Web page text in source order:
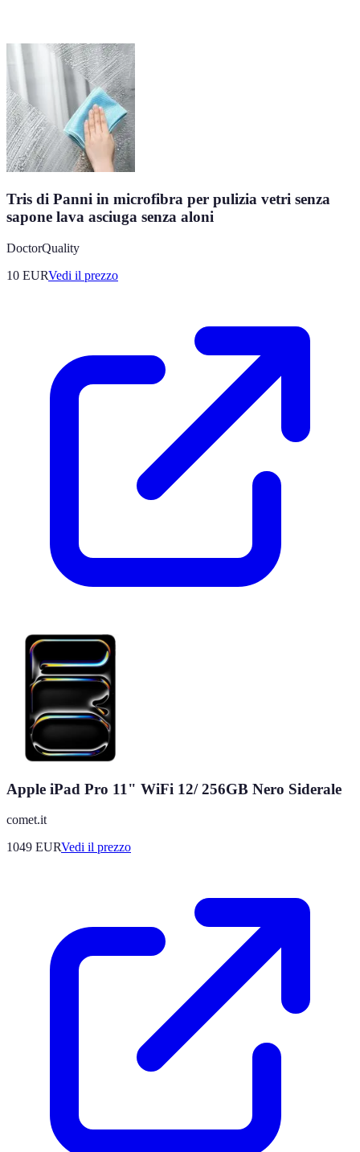
Tris di Panni in microfibra per pulizia vetri senza
sapone lava asciuga senza aloni
DoctorQuality
10 EURVedi il prezzo
Apple iPad Pro 11" WiFi 12/ 256GB Nero Siderale
comet.it
1049 EURVedi il prezzo